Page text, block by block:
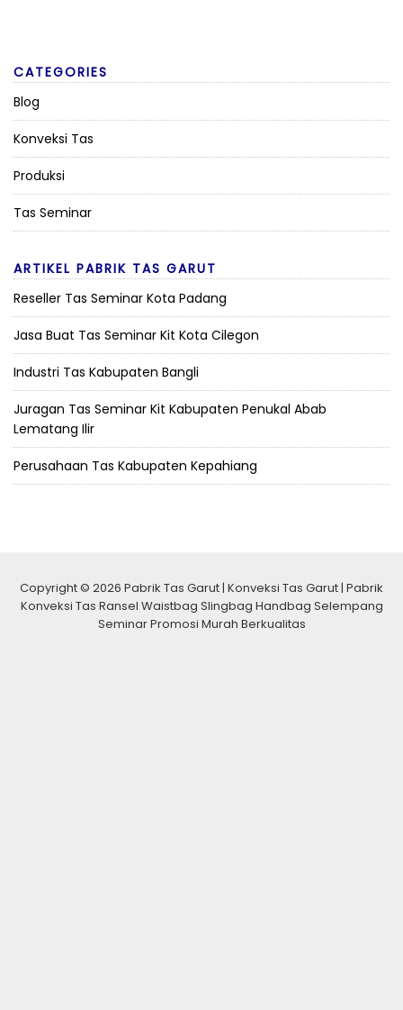
CATEGORIES
Blog
Konveksi Tas
Produksi
Tas Seminar
ARTIKEL PABRIK TAS GARUT
Reseller Tas Seminar Kota Padang
Jasa Buat Tas Seminar Kit Kota Cilegon
Industri Tas Kabupaten Bangli
Juragan Tas Seminar Kit Kabupaten Penukal Abab
Lematang Ilir
Perusahaan Tas Kabupaten Kepahiang
Copyright © 2026 Pabrik Tas Garut | Konveksi Tas Garut | Pabrik
Konveksi Tas Ransel Waistbag Slingbag Handbag Selempang
Seminar Promosi Murah Berkualitas